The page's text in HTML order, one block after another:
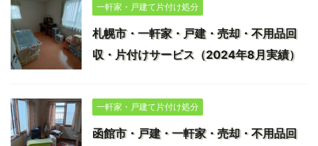
一軒家・戸建て片付け処分
札幌市・一軒家・戸建・売却・不用品回
収・片付けサービス（2024年8月実績）
一軒家・戸建て片付け処分
函館市・戸建・一軒家・売却・不用品回